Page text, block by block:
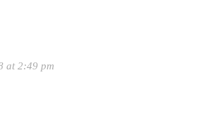
at 2:49 pm